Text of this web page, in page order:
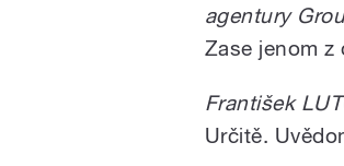
agentury
Zase jenom z
František
Určitě.